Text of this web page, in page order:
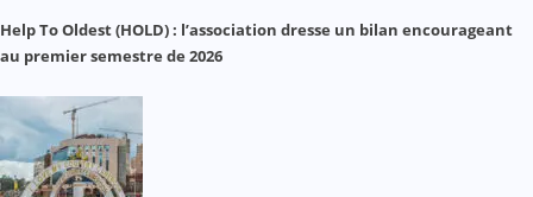
Help To Oldest (HOLD) : l’association dresse un bilan encourageant
au premier semestre de 2026